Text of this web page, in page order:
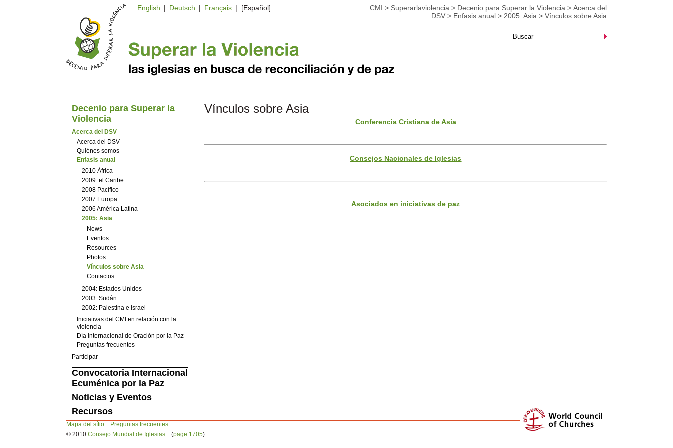
CMI > Superarlaviolencia > Decenio para Superar la Violencia > Acerca del
DSV > Enfasis anual > 2005: Asia > Vínculos sobre Asia
English | Deutsch | Français | [Español]
Vínculos sobre Asia
Conferencia Cristiana de Asia
Consejos Nacionales de Iglesias
Asociados en iniciativas de paz
Decenio para Superar la
Violencia
Acerca del DSV
Acerca del DSV
Quiénes somos
Enfasis anual
2010 África
2009: el Caribe
2008 Pacífico
2007 Europa
2006 América Latina
2005: Asia
News
Eventos
Resources
Photos
Vínculos sobre Asia
Contactos
2004: Estados Unidos
2003: Sudán
2002: Palestina e Israel
Iniciativas del CMI en relación con la
violencia
Día Internacional de Oración por la Paz
Preguntas frecuentes
Participar
Convocatoria Internacional
Ecuménica por la Paz
Noticias y Eventos
Recursos
Mapa del sítio
Preguntas frecuentes
© 2010 Consejo Mundial de Iglesias (page 1705)